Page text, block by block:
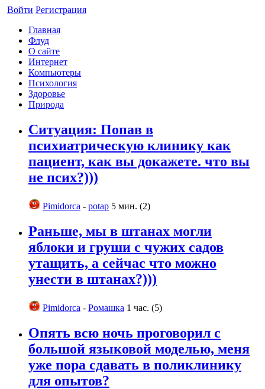
Войти Регистрация
Главная
Флуд
О сайте
Интернет
Компьютеры
Психология
Здоровье
Природа
Ситуация: Попав в
психиатрическую клинику как
пациент, как вы докажете. что вы
не псих?)))
Pimidorca - potap 5 мин. (2)
Раньше, мы в штанах могли
яблоки и груши с чужих садов
утащить, а сейчас что можно
унести в штанах?)))
Pimidorca - Ромашка 1 час. (5)
Опять всю ночь проговорил с
большой языковой моделью, меня
уже пора сдавать в поликлинику
для опытов?